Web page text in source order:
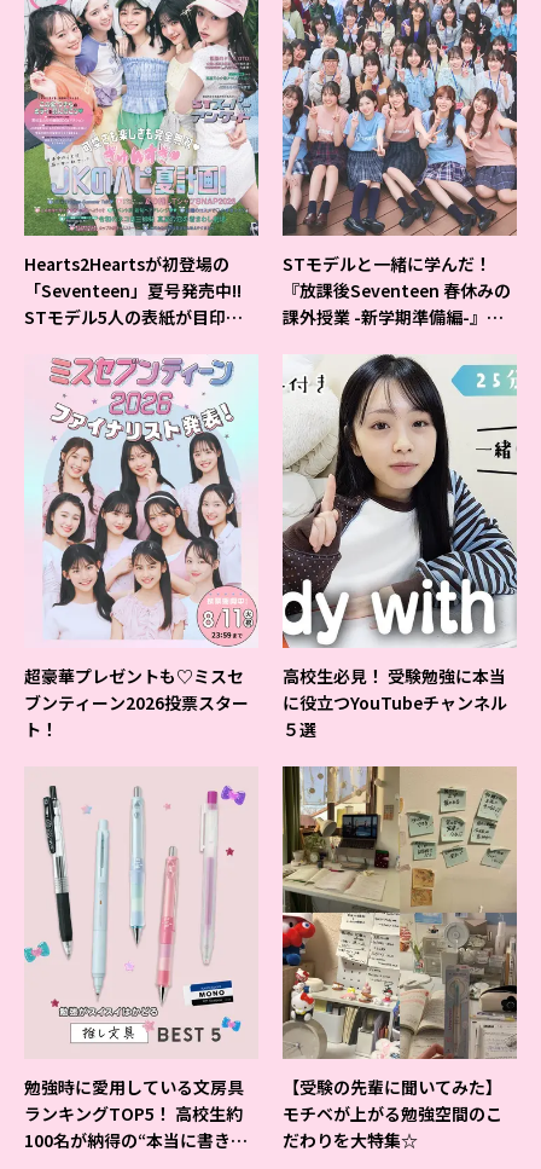
Hearts2Heartsが初登場の
「Seventeen」夏号発売中!!
STモデル5人の表紙が目印だ
STモデルと一緒に学んだ！
『放課後Seventeen 春休みの
課外授業 -新学期準備編-』イ
超豪華プレゼントも♡ミスセ
ブンティーン2026投票スター
ト！
高校生必見！ 受験勉強に本当
に役立つYouTubeチャンネル
５選
勉強時に愛用している文房具
ランキングTOP5！ 高校生約
100名が納得の“本当に書きや
【受験の先輩に聞いてみた】
モチベが上がる勉強空間のこ
だわりを大特集☆